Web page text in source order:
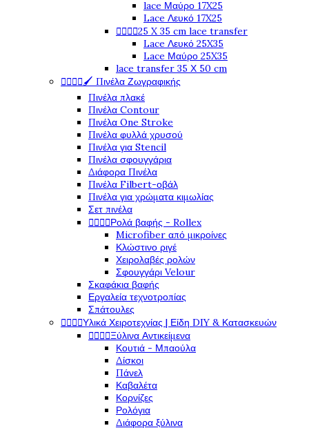
lace Μαύρο 17X25
Lace Λευκό 17X25
25 X 35 cm lace transfer
Lace Λευκό 25X35
Lace Μαύρο 25X35
lace transfer 35 Χ 50 cm
🖌️ Πινέλα Ζωγραφικής
Πινέλα πλακέ
Πινέλα Contour
Πινέλα One Stroke
Πινέλα φυλλά χρυσού
Πινέλα για Stencil
Πινέλα σφουγγάρια
Διάφορα Πινέλα
Πινέλα Filbert-οβάλ
Πινέλα για χρώματα κιμωλίας
Σετ πινέλα
Ρολά βαφής - Rollex
Microfiber από μικροίνες
Κλώστινο ριγέ
Χειρολαβές ρολών
Σφουγγάρι Velour
Σκαφάκια βαφής
Εργαλεία τεχνοτροπίας
Σπάτουλες
Υλικά Χειροτεχνίας | Είδη DIY & Κατασκευών
Ξύλινα Αντικείμενα
Κουτιά - Μπαούλα
Δίσκοι
Πάνελ
Καβαλέτα
Κορνίζες
Ρολόγια
Διάφορα ξύλινα